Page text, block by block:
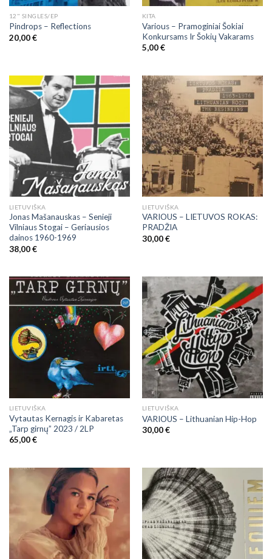
12" SINGLES/EP
Pindrops – Reflections
20,00€
KITA
Various – Pramoginiai Šokiai
Konkursams Ir Šokių Vakarams
5,00€
LIETUVIŠKA
Jonas Mašanauskas – Senieji
Vilniaus Stogai – Geriausios
dainos 1960-1969
38,00€
LIETUVIŠKA
VARIOUS – LIETUVOS ROKAS:
PRADŽIA
30,00€
LIETUVIŠKA
Vytautas Kernagis ir Kabaretas
„Tarp girnų” 2023 / 2LP
65,00€
LIETUVIŠKA
VARIOUS – Lithuanian Hip-Hop
30,00€